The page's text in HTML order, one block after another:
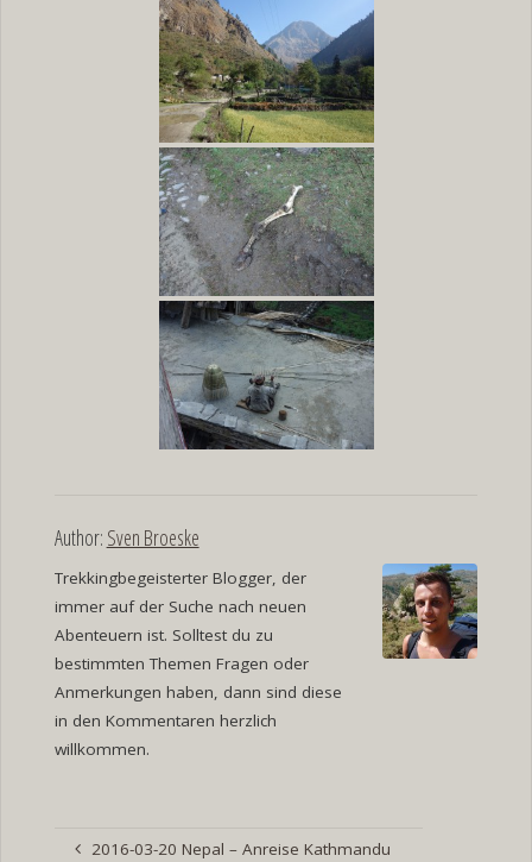
Author: Sven Broeske
Trekkingbegeisterter Blogger, der
immer auf der Suche nach neuen
Abenteuern ist. Solltest du zu
bestimmten Themen Fragen oder
Anmerkungen haben, dann sind diese
in den Kommentaren herzlich
willkommen.
2016-03-20 Nepal – Anreise Kathmandu